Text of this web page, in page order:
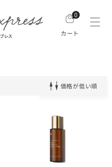
0
カート
価格が低い順